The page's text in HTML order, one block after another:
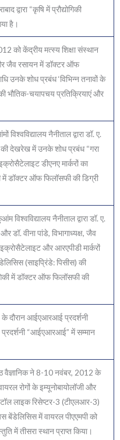
द्वारा “कृषि में प्रौद्योगिकी
है।
को केंद्रीय मत्स्य शिक्षा संस्थान
और जैव रसायन में डॉक्टर ऑफ
उनके शोध प्रबंध ‘विभिन्न तनावों के
भौतिक-चयापचय प्रतिक्रियाएं और
नैनीताल द्वारा डॉ. ए.
की देखरेख में उनके शोध प्रबंध “गरा
डीएनए मार्करों का
में डॉक्टर ऑफ फिलॉसफी की डिग्री
नैनीताल द्वारा डॉ. ए.
डॉ. वीना पांडे, विभागाध्यक्ष, जैव
और आरएपीडी मार्करों
(साइप्रिंडे: पिसीस) की
में डॉक्टर ऑफ फिलॉसफी की
दौरान आईएआरआई प्रदर्शनी
प्रदर्शनी “आईएआरआई” में सम्मान
वैज्ञानिक ने 8-10 नवंबर, 2012 के
रोगों के इम्यूनोबायोलॉजी और
लाइक रिसेप्टर-3 (टीएलआर-3)
बेंडेलिसिस में वायरल पीएएमपी को
में तीसरा स्थान प्राप्त किया।